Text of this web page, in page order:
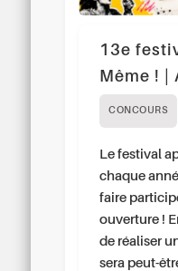
13e
Même ! |
CONCOURS
Le festival
chaque
faire
ouverture !
de réaliser
sera peut-